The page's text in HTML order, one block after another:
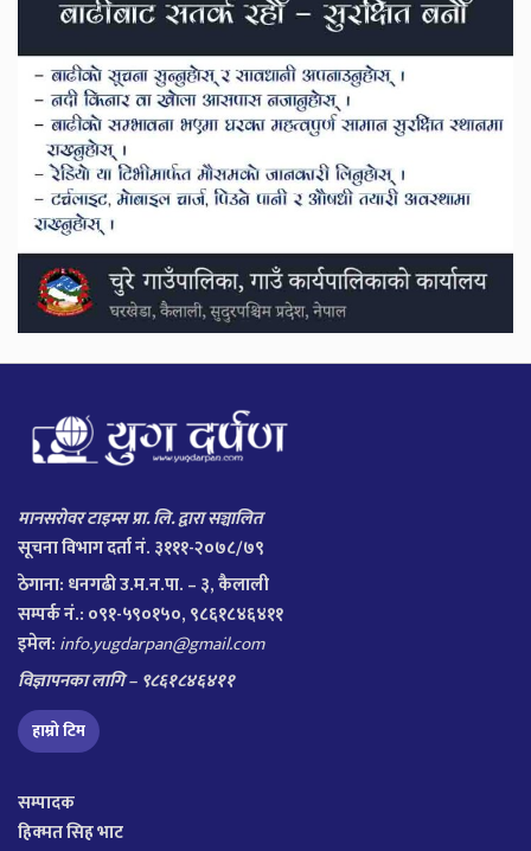
मानसरोवर टाइम्स प्रा. लि. द्वारा सञ्चालित
सूचना विभाग दर्ता नं. ३१११-२०७८/७९
ठेगाना: धनगढी उ.म.न.पा. – ३, कैलाली
सम्पर्क नं.: ०९१-५९०१५०, ९८६१८४६४११
इमेल: info.yugdarpan@gmail.com
विज्ञापनका लागि – ९८६१८४६४११
हाम्रो टिम
सम्पादक
हिक्मत सिह भाट